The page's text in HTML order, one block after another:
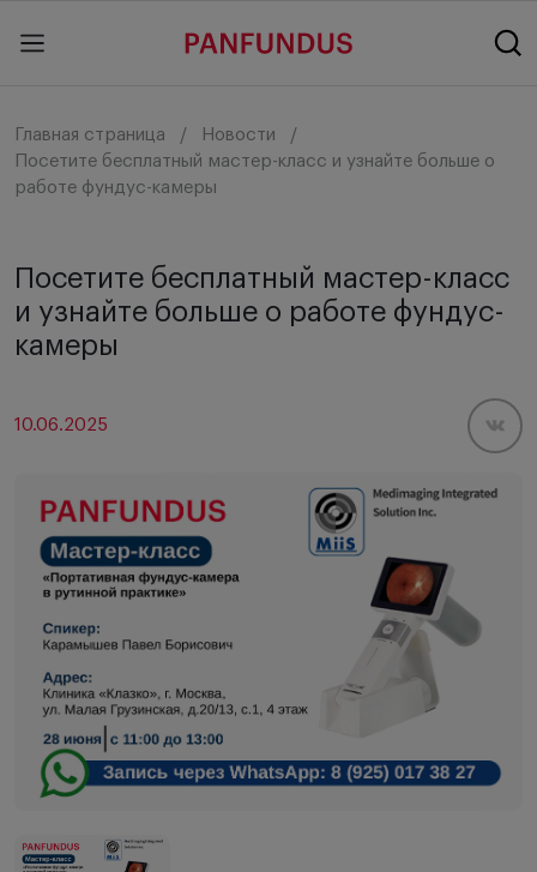
Главная страница
Новости
Посетите бесплатный мастер-класс и узнайте больше о
работе фундус-камеры
Посетите бесплатный мастер-класс
и узнайте больше о работе фундус-
камеры
10.06.2025